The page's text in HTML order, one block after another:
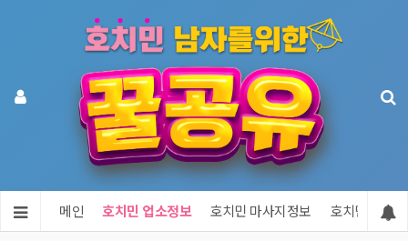
메인 호치민 업소정보 호치민 마사지정보 호치민 숙소